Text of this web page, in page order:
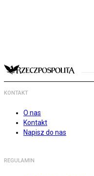
KONTAKT
O nas
Kontakt
Napisz do nas
REGULAMIN